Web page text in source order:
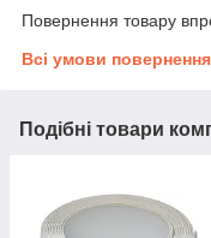
Повернення товару
Всі умови повернення
Подібні товари